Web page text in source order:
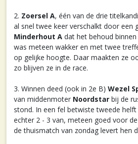
2. Zoersel A, één van de drie
al snel twee keer verschalkt door een
Minderhout A dat het behoud
was meteen wakker en met twee
op gelijke hoogte. Daar maakten ze
zo blijven ze in de race.
3. Winnen deed (ook in 2e B) Wezel
van middenmoter Noordstar bij de
stond. In een fel betwiste tweede
echter 2 - 3 van, meteen goed voor
de thuismatch van zondag levert hen